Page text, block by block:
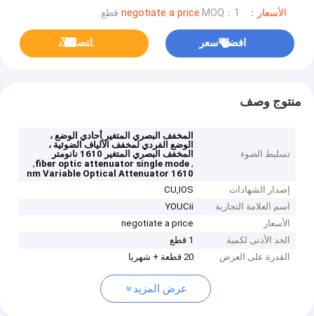
الأسعار：negotiate a price MOQ：1 قطع
افضل سعر ﺎﺘﺼﻟ ﺍﻶﻧ
منتوج وصف
تسليط الضوء
المخفف البصري المتغير أحادي الوضع ،
الوضع الفردي لمخفف الألياف الضوئية ،
المخفف البصري المتغير 1610 نانومتر
,
fiber optic attenuator single mode
,
1610 nm Variable Optical Attenuator
إصدار الشهادات
CU,IOS
اسم العلامة التجارية
YOUCii
الأسعار
negotiate a price
الحد الأدنى لكمية
1 قطع
القدرة على العرض
20 قطعة + شهريا
عرض المزيد